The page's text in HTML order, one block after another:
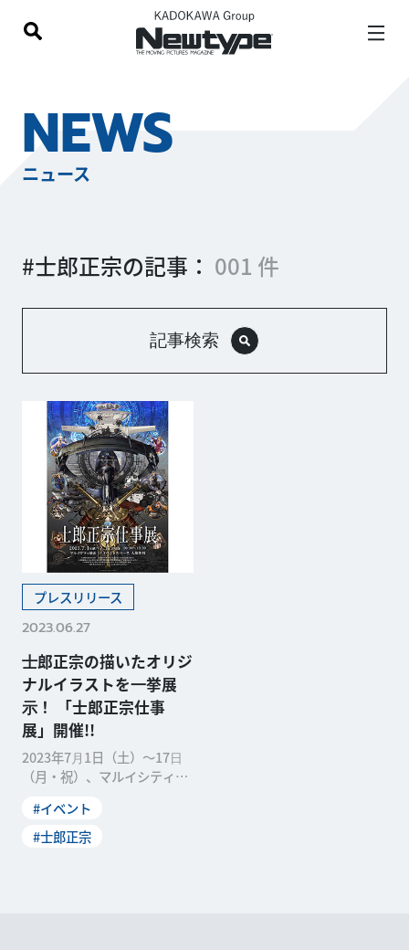
NEWS
ニュース
#士郎正宗の記事： 001 件
記事検索
プレスリリース
2023.06.27
⼠郎正宗の描いたオリジ
ナルイラストを⼀挙展
⽰！ 「士郎正宗仕事
展」開催!!
2023年7⽉1日（土）〜17⽇
（月・祝）、マルイシティ横
「⼠郎正宗仕事展」がマルイ
シティ横浜で開催されます。
#イベント
#士郎正宗